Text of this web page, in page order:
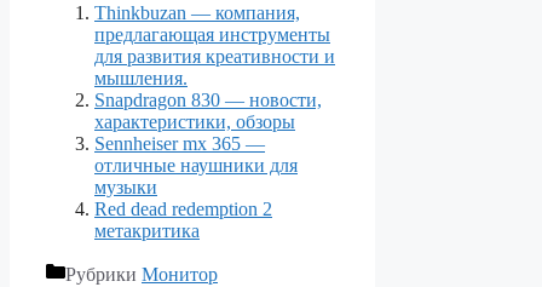
Thinkbuzan — компания,
предлагающая инструменты
для развития креативности и
мышления.
Snapdragon 830 — новости,
характеристики, обзоры
Sennheiser mx 365 —
отличные наушники для
музыки
Red dead redemption 2
метакритикa
Рубрики Монитор